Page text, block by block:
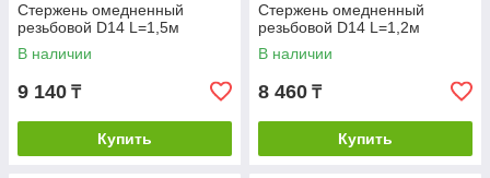
Стержень омедненный
резьбовой D14 L=1,5м
В наличии
9 140 ₸
Купить
Стержень омедненный
резьбовой D14 L=1,2м
В наличии
8 460 ₸
Купить